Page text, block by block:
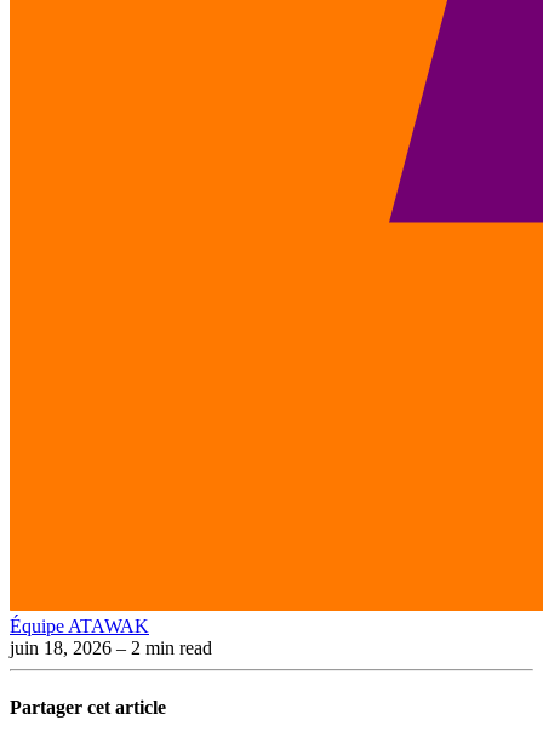
Équipe ATAWAK
juin 18, 2026 – 2 min read
Partager cet article